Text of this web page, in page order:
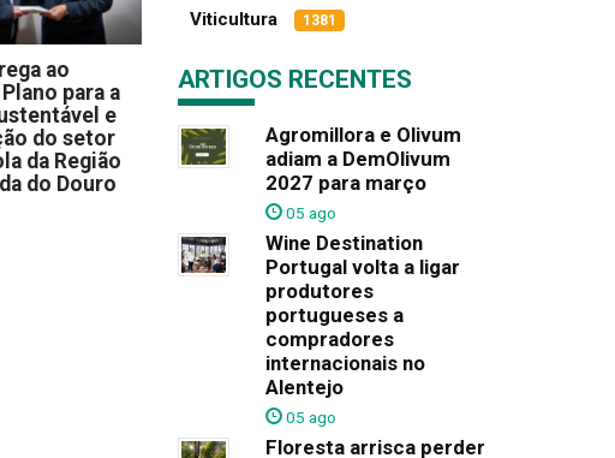
ao
para a
e
do setor
da Região
do Douro
Viticultura 1381
ARTIGOS RECENTES
Agromillora e Olivum
adiam a DemOlivum
2027 para março
05 ago
Wine Destination
Portugal volta a ligar
produtores
portugueses a
compradores
internacionais no
Alentejo
05 ago
Floresta arrisca perder